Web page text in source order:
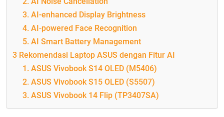
3. AI-enhanced Display Brightness
4. AI-powered Face Recognition
5. AI Smart Battery Management
3 Rekomendasi Laptop ASUS dengan Fitur AI
1. ASUS Vivobook S14 OLED (M5406)
2. ASUS Vivobook S15 OLED (S5507)
3. ASUS Vivobook 14 Flip (TP3407SA)